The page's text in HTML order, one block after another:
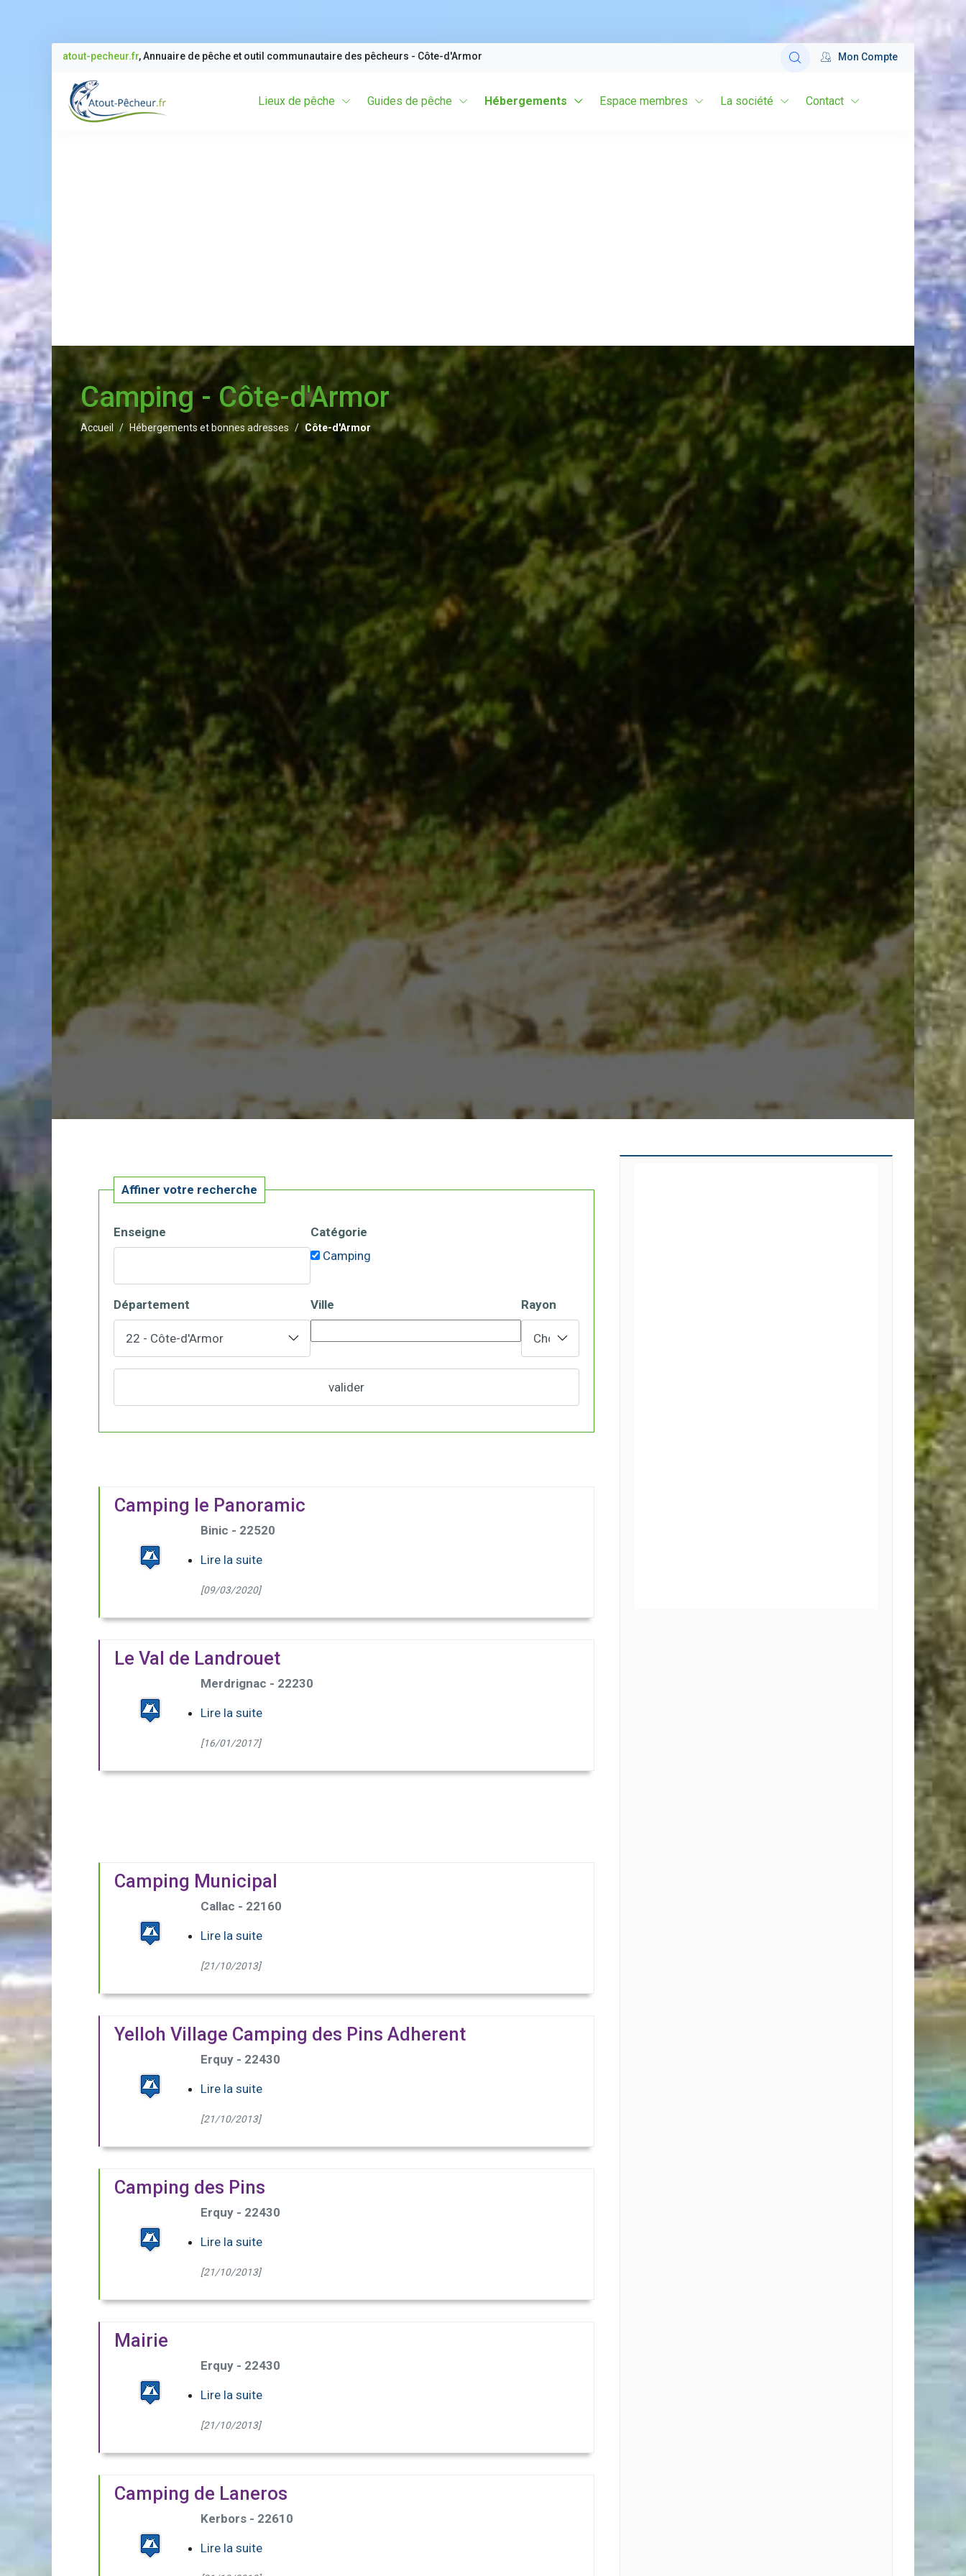
atout-pecheur.fr, Annuaire de pêche et outil communautaire des pêcheurs - Côte-d'Armor Mon Compte
Lieux de pêche Guides de pêche Hébergements Espace membres La société Contact
Camping - Côte-d'Armor
Accueil Hébergements et bonnes adresses Côte-d'Armor
Affiner votre recherche
Enseigne
Catégorie
Camping
Département Ville Rayon
Camping le Panoramic
Binic - 22520
Lire la suite
[09/03/2020]
Le Val de Landrouet
Merdrignac - 22230
Lire la suite
[16/01/2017]
Camping Municipal
Callac - 22160
Lire la suite
[21/10/2013]
Yelloh Village Camping des Pins Adherent
Erquy - 22430
Lire la suite
[21/10/2013]
Camping des Pins
Erquy - 22430
Lire la suite
[21/10/2013]
Mairie
Erquy - 22430
Lire la suite
[21/10/2013]
Camping de Laneros
Kerbors - 22610
Lire la suite